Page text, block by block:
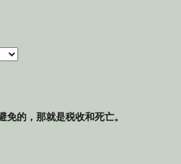
的，那就是税收和死亡。